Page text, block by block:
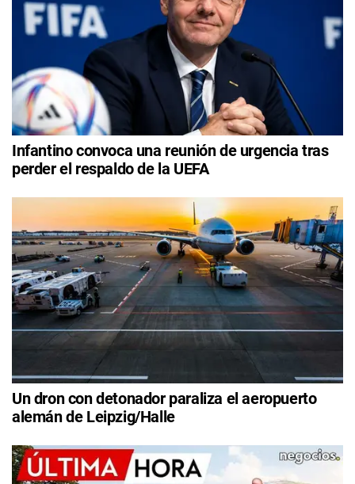
Infantino convoca una reunión de urgencia tras
perder el respaldo de la UEFA
Un dron con detonador paraliza el aeropuerto
alemán de Leipzig/Halle